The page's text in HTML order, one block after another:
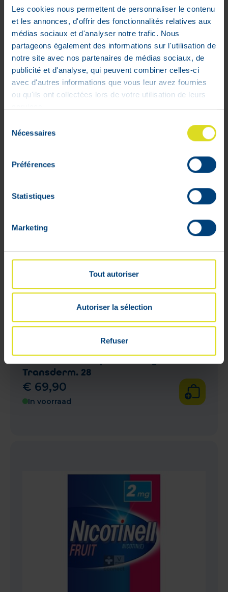
Les cookies nous permettent de personnaliser le contenu
et les annonces, d'offrir des fonctionnalités relatives aux
médias sociaux et d'analyser notre trafic. Nous
partageons également des informations sur l'utilisation de
notre site avec nos partenaires de médias sociaux, de
publicité et d'analyse, qui peuvent combiner celles-ci
avec d'autres informations que vous leur avez fournies
ou qu'ils ont collectées lors de votre utilisation de leurs
Nécessaires
Préférences
Statistiques
Marketing
Tout autoriser
Autoriser la sélection
Refuser
Nicorette Freshmint Kauwgom
Suikervrij 30x2mg
€7,75
Nicorette Invisipatch 25mg Patch
Transderm. 28
€ 69,90
In voorraad